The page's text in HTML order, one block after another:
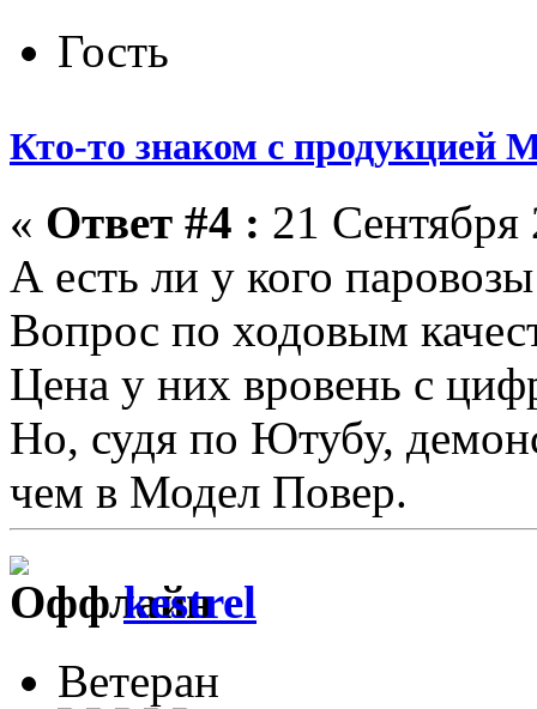
Гость
Кто-то знаком с продукцией
« Ответ #4 : 21
А есть ли у кого
Вопрос по ходовым
Цена у них вровень с
Но, судя по Ютубу,
чем в Модел Повер.
kestrel
Ветеран